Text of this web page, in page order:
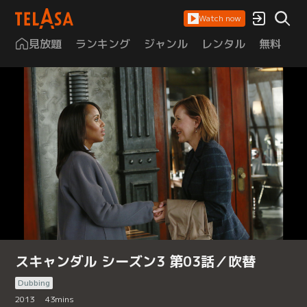
Watch now
見放題 ランキング ジャンル レンタル 無料
スキャンダル シーズン3 第03話／吹替
Dubbing
2013
43mins